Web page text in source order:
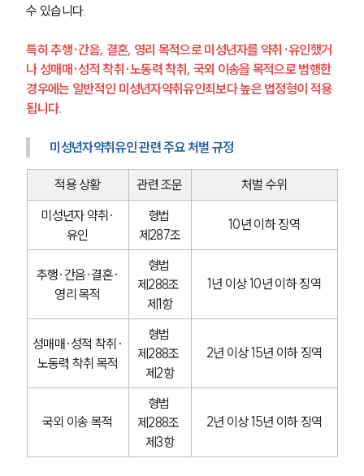
그룹소개
그룹소개
대륜의 강점
오시는 길
수 있습니다.
특히 추행·간음, 결혼, 영리 목적으로 미성년자를 약취·유인했거
나 성매매·성적 착취·노동력 착취, 국외 이송을 목적으로 범행한
경우에는 일반적인 미성년자약취유인죄보다 높은 법정형이 적용
됩니다.
미성년자약취유인 관련 주요 처벌 규정
적용 상황 관련 조문
처벌 수위
미성년자 약취·
유인
형법
제287조
10년 이하 징역
추행·간음·결혼·
영리 목적
형법
제288조
제1항
1년 이상 10년 이하 징역
성매매·성적 착취·
노동력 착취 목적
형법
제288조
제2항
2년 이상 15년 이하 징역
국외 이송 목적
형법
제288조
제3항
2년 이상 15년 이하 징역